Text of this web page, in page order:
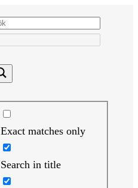
Exact matches only
Search in title